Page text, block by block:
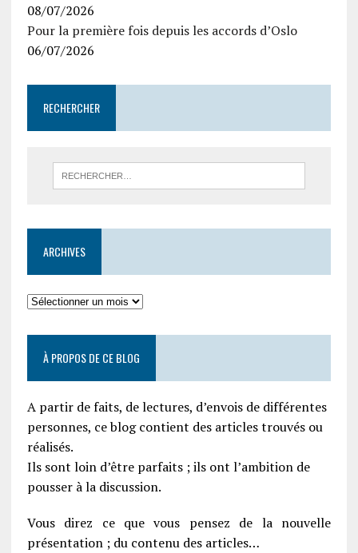
08/07/2026
Pour la première fois depuis les accords d’Oslo
06/07/2026
RECHERCHER
ARCHIVES
À PROPOS DE CE BLOG
A partir de faits, de lectures, d’envois de différentes
personnes, ce blog contient des articles trouvés ou
réalisés.
Ils sont loin d’être parfaits ; ils ont l’ambition de
pousser à la discussion.
Vous direz ce que vous pensez de la nouvelle
présentation ; du contenu des articles…